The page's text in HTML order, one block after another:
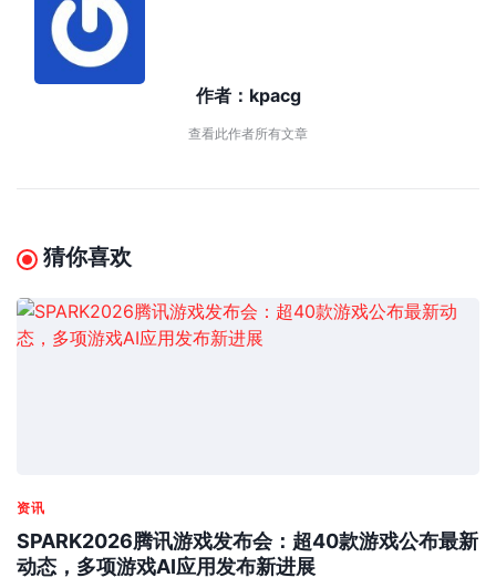
作者： kpacg
查看此作者所有文章
猜你喜欢
资讯
SPARK2026腾讯游戏发布会：超40款游戏公布最新
动态，多项游戏AI应用发布新进展